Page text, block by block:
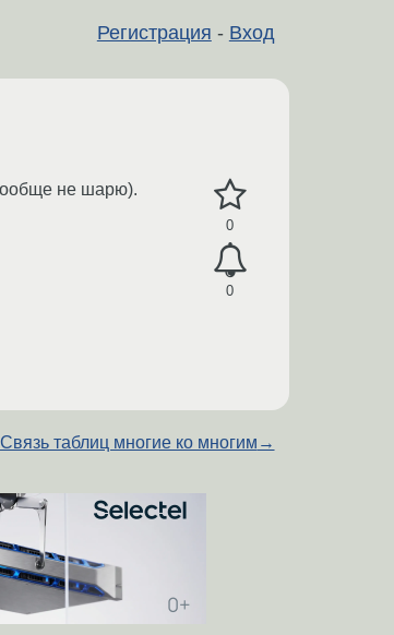
Регистрация - Вход
0
0
не шарю).
Связь таблиц многие ко многим →